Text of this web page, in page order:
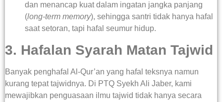
dan menancap kuat dalam ingatan jangka panjang
(long-term memory), sehingga santri tidak hanya hafal
saat setoran, tapi hafal seumur hidup.
3. Hafalan Syarah Matan Tajwid
Banyak penghafal Al-Qur’an yang hafal teksnya namun
kurang tepat tajwidnya. Di PTQ Syekh Ali Jaber, kami
mewajibkan penguasaan ilmu tajwid tidak hanya secara